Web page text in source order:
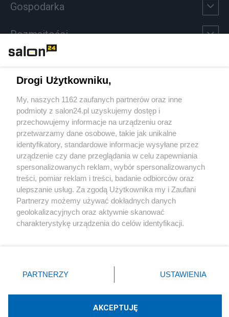
Gospodarka
Rozmaitości
Sport
Społeczeństwo
Kultura
X Facebook Instagram Youtube
Drogi Użytkowniku,
My, naszych 1162 zaufanych partnerów oraz inne
podmioty z salon24.pl uzyskujemy dostęp i
przechowujemy informacje na urządzeniu oraz
przetwarzamy dane osobowe, takie jak unikalne
identyfikatory, standardowe informacje wysyłane przez
urządzenie czy dane przeglądania w celu zapewniania
spersonalizowanych reklam, wybór spersonalizowanych
treści, pomiar reklam i treści, badanie odbiorców oraz
ulepszanie usług. Za zgodą Użytkownika my i Zaufani
Partnerzy możemy używać dokładnych danych
geolokalizacyjnych oraz aktywnie skanować
charakterystykę urządzenia do celów identyfikacji.
zmienić/wycofać klikając przycisk ustawień prywatności
znajdujący się w lewym dolnym rogu strony
rodzaje przetwarzania danych nie wymagają zgody
użytkownika, ale masz prawo sprzeciwić się takiemu
PARTNERZY USTAWIENIA
AKCEPTUJĘ